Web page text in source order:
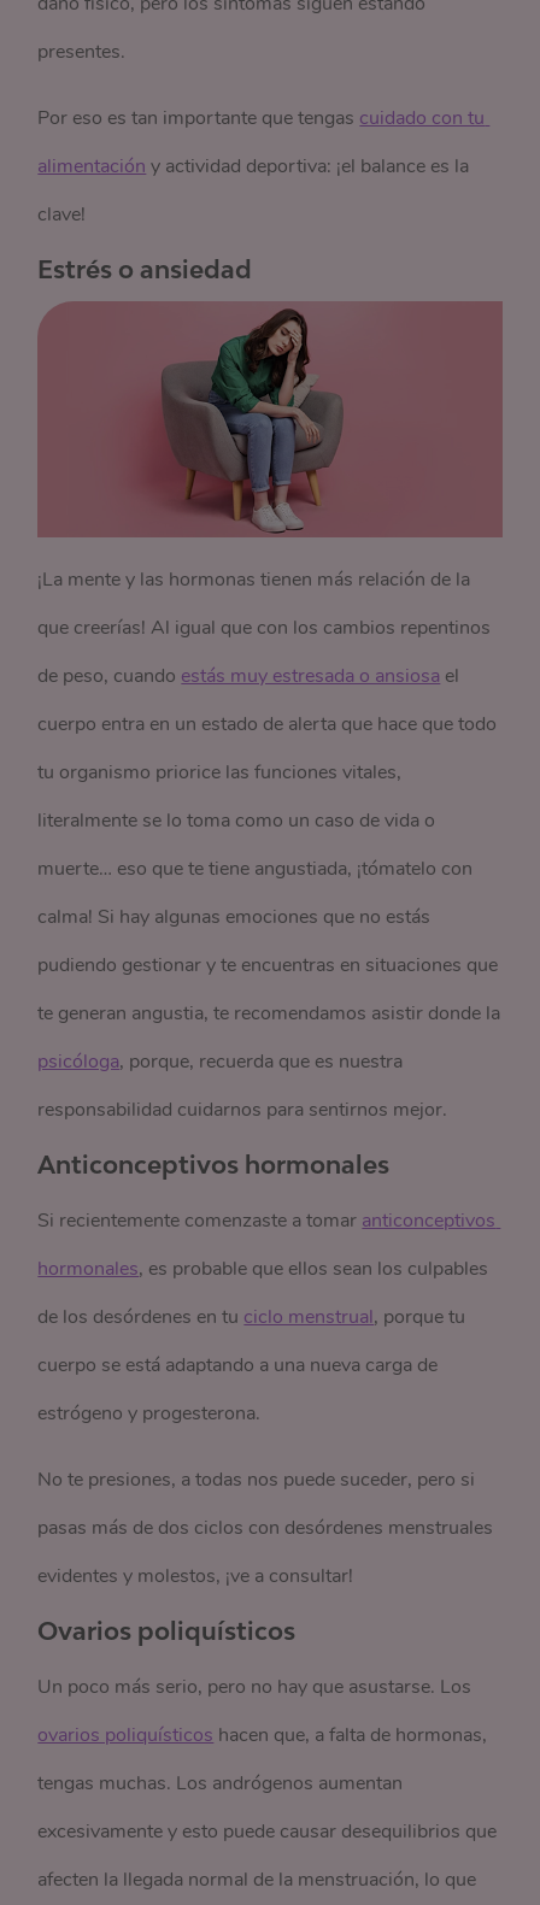
presentes.
Por eso es tan importante que tengas cuidado con tu
alimentación y actividad deportiva: ¡el balance es la
clave!
Estrés o ansiedad
¡La mente y las hormonas tienen más relación de la
que creerías! Al igual que con los cambios repentinos
de peso, cuando estás muy estresada o ansiosa el
cuerpo entra en un estado de alerta que hace que todo
tu organismo priorice las funciones vitales,
literalmente se lo toma como un caso de vida o
muerte… eso que te tiene angustiada, ¡tómatelo con
calma! Si hay algunas emociones que no estás
pudiendo gestionar y te encuentras en situaciones que
te generan angustia, te recomendamos asistir donde la
psicóloga, porque, recuerda que es nuestra
responsabilidad cuidarnos para sentirnos mejor.
Anticonceptivos hormonales
Si recientemente comenzaste a tomar anticonceptivos
hormonales, es probable que ellos sean los culpables
de los desórdenes en tu ciclo menstrual, porque tu
cuerpo se está adaptando a una nueva carga de
estrógeno y progesterona.
No te presiones, a todas nos puede suceder, pero si
pasas más de dos ciclos con desórdenes menstruales
evidentes y molestos, ¡ve a consultar!
Ovarios poliquísticos
Un poco más serio, pero no hay que asustarse. Los
ovarios poliquísticos hacen que, a falta de hormonas,
tengas muchas. Los andrógenos aumentan
excesivamente y esto puede causar desequilibrios que
afecten la llegada normal de la menstruación, lo que